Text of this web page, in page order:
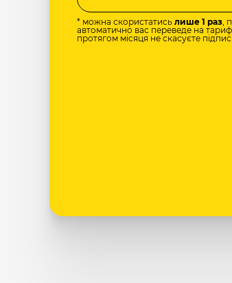
* можна скористатись лише 1 раз,
автоматично вас переведе на тариф
протягом місяця не скасуєте